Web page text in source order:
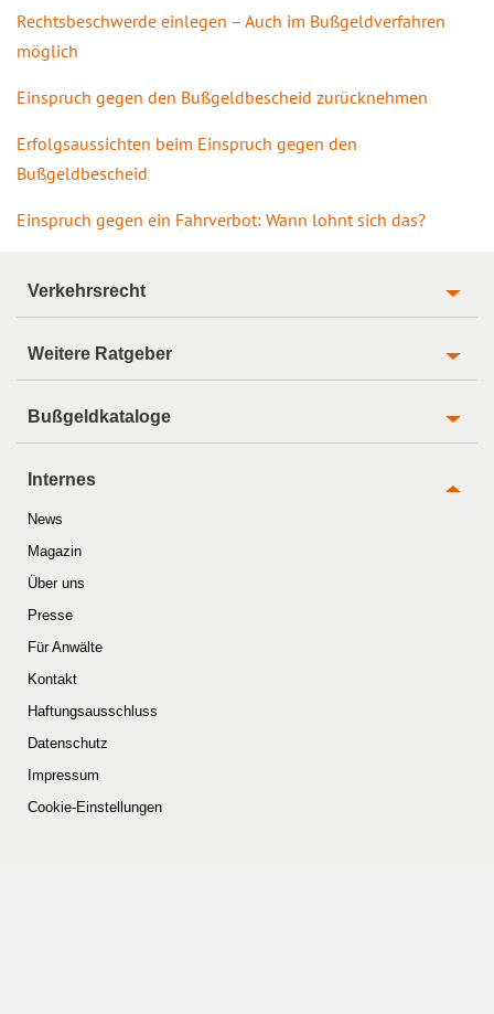
Rechtsbeschwerde einlegen – Auch im Bußgeldverfahren
möglich
Einspruch gegen den Bußgeldbescheid zurücknehmen
Erfolgsaussichten beim Einspruch gegen den
Bußgeldbescheid
Einspruch gegen ein Fahrverbot: Wann lohnt sich das?
Verkehrsrecht
Weitere Ratgeber
Bußgeldkataloge
Internes
News
Magazin
Über uns
Presse
Für Anwälte
Kontakt
Haftungsausschluss
Datenschutz
Impressum
Cookie-Einstellungen